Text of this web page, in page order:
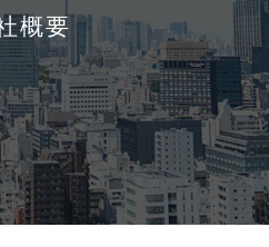
概要